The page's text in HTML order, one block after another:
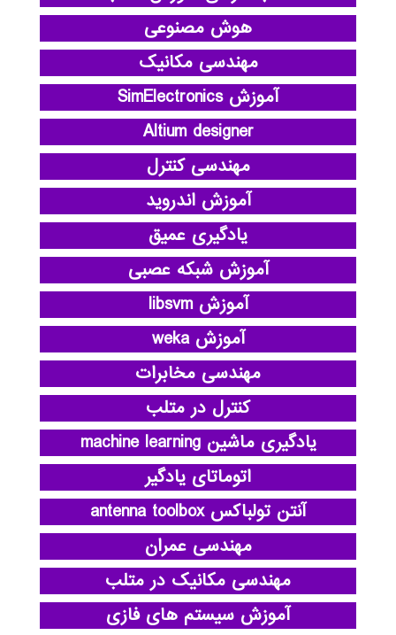
هوش مصنوعی
مهندسی مکانیک
آموزش SimElectronics
Altium designer
مهندسی کنترل
آموزش اندروید
یادگیری عمیق
آموزش شبکه عصبی
آموزش libsvm
آموزش weka
مهندسی مخابرات
کنترل در متلب
یادگیری ماشین machine learning
اتوماتای یادگیر
آنتن تولباکس antenna toolbox
مهندسی عمران
مهندسی مکانیک در متلب
آموزش سیستم های فازی